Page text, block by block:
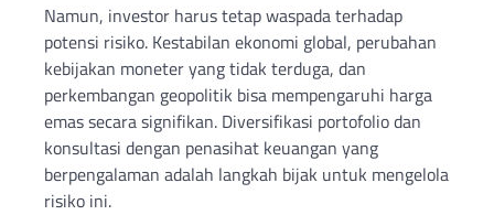
Namun, investor harus tetap waspada terhadap
potensi risiko. Kestabilan ekonomi global, perubahan
kebijakan moneter yang tidak terduga, dan
perkembangan geopolitik bisa mempengaruhi harga
emas secara signifikan. Diversifikasi portofolio dan
konsultasi dengan penasihat keuangan yang
berpengalaman adalah langkah bijak untuk mengelola
risiko ini.